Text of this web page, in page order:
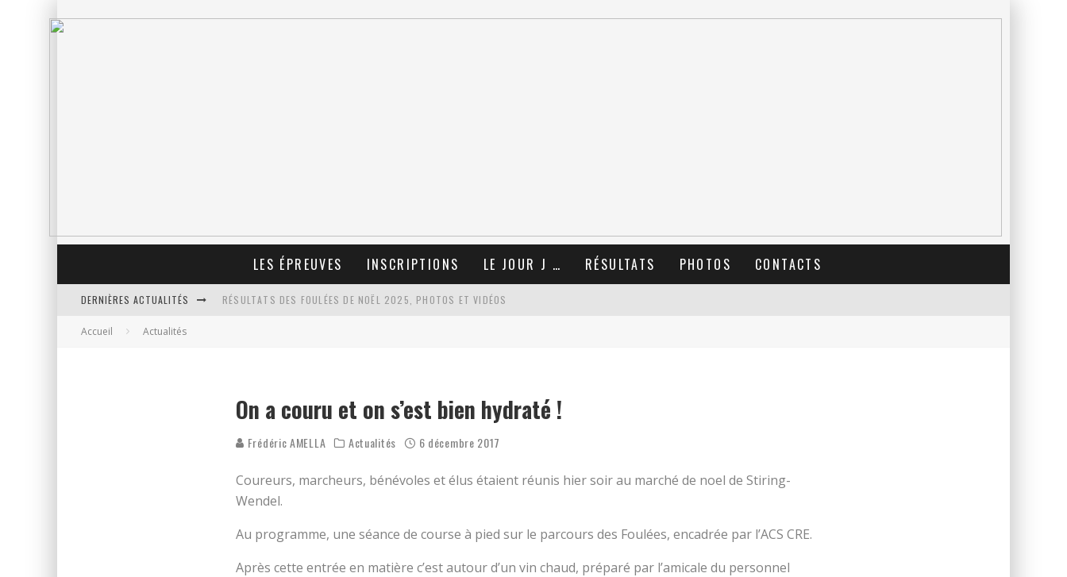
LES ÉPREUVES INSCRIPTIONS LE JOUR J … RÉSULTATS PHOTOS CONTACTS
DERNIÈRES ACTUALITÉS RÉSULTATS DES FOULÉES DE NOËL 2025, PHOTOS ET VIDÉOS
Accueil Actualités
On a couru et on s’est bien hydraté !
Frédéric AMELLA Actualités 6 décembre 2017
Coureurs, marcheurs, bénévoles et élus étaient réunis hier soir au marché de noel de Stiring-
Wendel.
Au programme, une séance de course à pied sur le parcours des Foulées, encadrée par l’ACS CRE.
Après cette entrée en matière c’est autour d’un vin chaud, préparé par l’amicale du personnel